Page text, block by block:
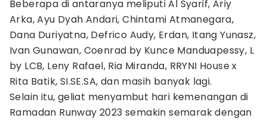
Beberapa di antaranya meliputi Al Syarif, Ariy
Arka, Ayu Dyah Andari, Chintami Atmanegara,
Dana Duriyatna, Defrico Audy, Erdan, Itang Yunasz,
Ivan Gunawan, Coenrad by Kunce Manduapessy, L
by LCB, Leny Rafael, Ria Miranda, RRYNI House x
Rita Batik, SI.SE.SA, dan masih banyak lagi.
Selain itu, geliat menyambut hari kemenangan di
Ramadan Runway 2023 semakin semarak dengan